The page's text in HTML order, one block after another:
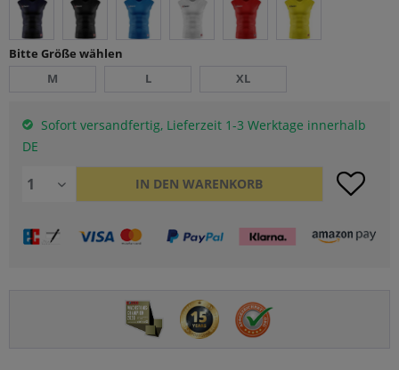
Bitte Größe wählen
M
L XL
Sofort versandfertig, Lieferzeit 1-3 Werktage innerhalb
DE
IN DEN WARENKORB